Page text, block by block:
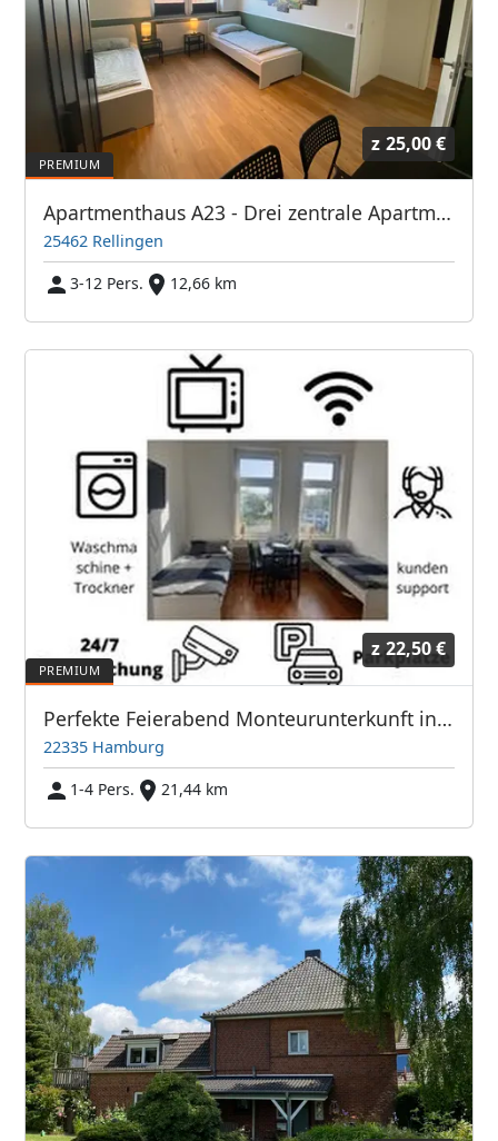
z 25,00 €
Apartmenthaus A23 - Drei zentrale Apartments mit guter Verkehrsanbindung. WaMa. Parkplatz. etc.
25462 Rellingen
3-12 Pers.
12,66 km
z 22,50 €
Perfekte Feierabend Monteurunterkunft in Hamburg
22335 Hamburg
1-4 Pers.
21,44 km